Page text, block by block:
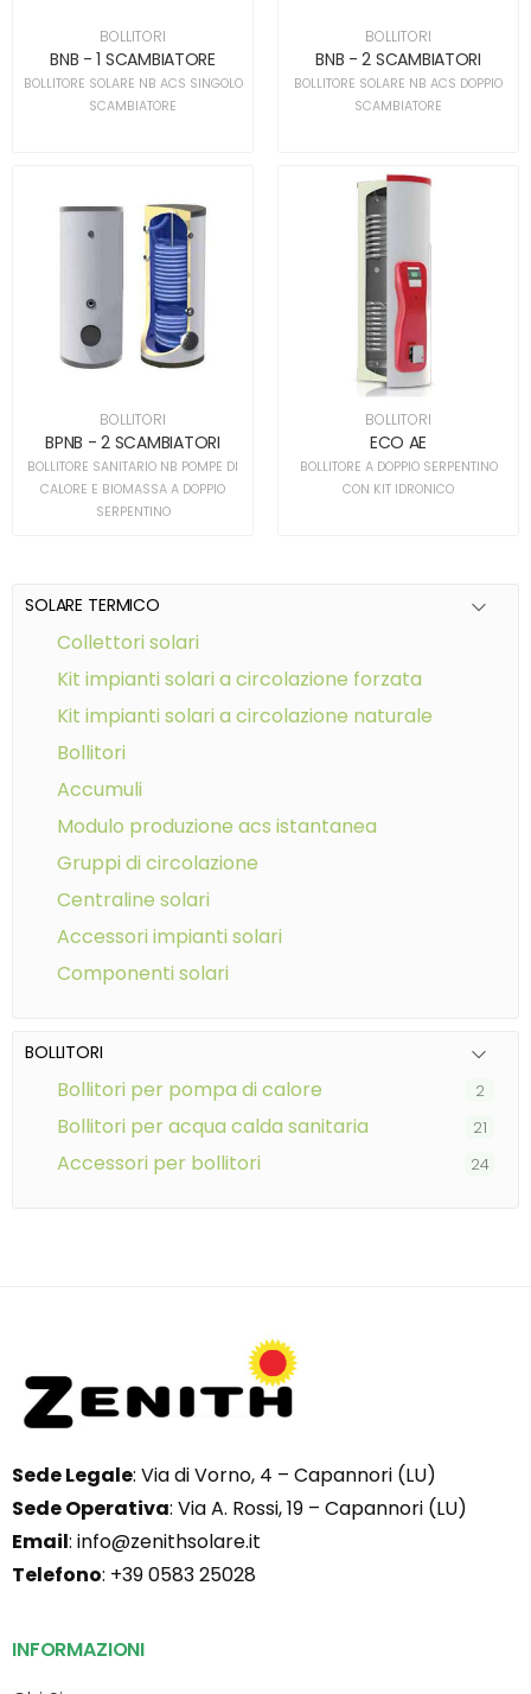
BOLLITORI
BNB - 1 SCAMBIATORE
BOLLITORE SOLARE NB ACS SINGOLO
SCAMBIATORE
BOLLITORI
BNB - 2 SCAMBIATORI
BOLLITORE SOLARE NB ACS DOPPIO
SCAMBIATORE
BOLLITORI
BPNB - 2 SCAMBIATORI
BOLLITORE SANITARIO NB POMPE DI
CALORE E BIOMASSA A DOPPIO
SERPENTINO
BOLLITORI
ECO AE
BOLLITORE A DOPPIO SERPENTINO
CON KIT IDRONICO
SOLARE TERMICO
collettori solari
kit impianti solari a circolazione forzata
kit impianti solari a circolazione naturale
bollitori
accumuli
modulo produzione acs istantanea
gruppi di circolazione
centraline solari
accessori impianti solari
componenti solari
BOLLITORI
bollitori per pompa di calore 2
bollitori per acqua calda sanitaria 21
accessori per bollitori 24
Sede Legale: Via di Vorno, 4 – Capannori (LU)
Sede Operativa: Via A. Rossi, 19 – Capannori (LU)
Email: info@zenithsolare.it
Telefono: +39 0583 25028
INFORMAZIONI